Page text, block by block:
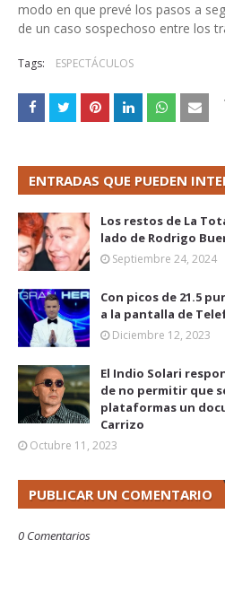
modo en que prevé los pasos a
de un caso sospechoso entre los
Tags: ESPECTÁCULOS
ENTRADAS QUE PUEDEN
Los restos de La
lado de Rodrigo
Septiembre 24, 2024
Con picos de 21.5
a la pantalla de
Diciembre 12, 2023
El Indio Solari
de no permitir que
plataformas un
Carrizo
Octubre 11, 2023
PUBLICAR UN COMENTARIO
0 Comentarios